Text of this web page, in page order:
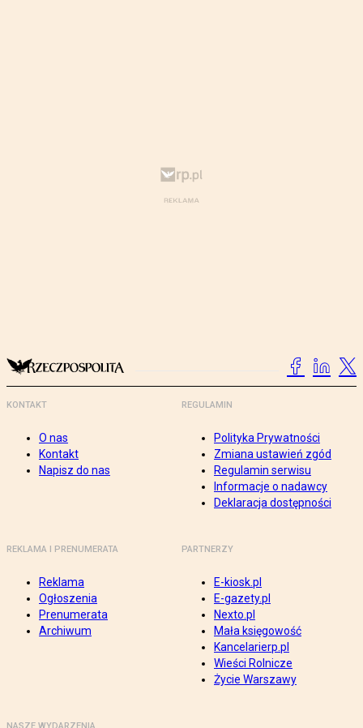
KONTAKT
O nas
Kontakt
Napisz do nas
REGULAMIN
Polityka Prywatności
Zmiana ustawień zgód
Regulamin serwisu
Informacje o nadawcy
Deklaracja dostępności
REKLAMA I PRENUMERATA
Reklama
Ogłoszenia
Prenumerata
Archiwum
PARTNERZY
E-kiosk.pl
E-gazety.pl
Nexto.pl
Mała księgowość
Kancelarierp.pl
Wieści Rolnicze
Życie Warszawy